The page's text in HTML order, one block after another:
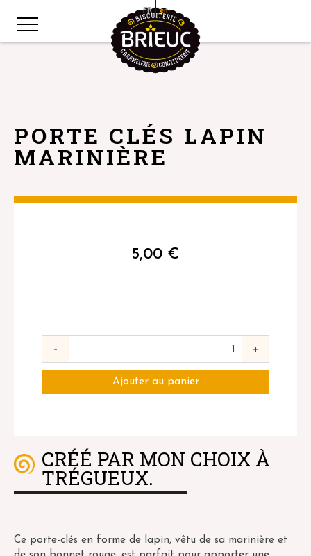
FR en
PORTE CLÉS LAPIN
MARINIÈRE
5,00 €
- +
CRÉÉ PAR MON CHOIX À
TRÉGUEUX.
Ce porte-clés en forme de lapin, vêtu de sa marinière et